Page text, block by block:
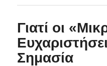
Γιατί οι
Σημασία